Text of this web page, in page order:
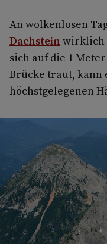
An wolkenlosen
Dachstein wirklich
sich auf die 1
Brücke traut, kann
höchstgelegenen